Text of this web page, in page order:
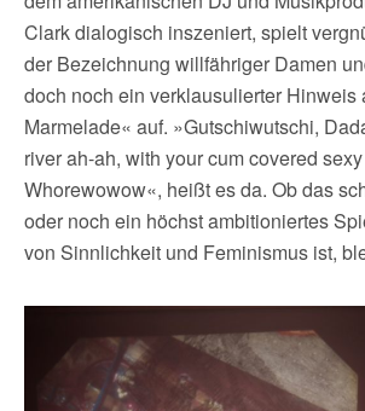
Clark dialogisch inszeniert, spielt
der Bezeichnung willfähriger Damen
doch noch ein verklausulierter Hinweis
Marmelade« auf. »Gutschiwutschi,
river ah-ah, with your cum covered
Whorewowow«, heißt es da. Ob das
oder noch ein höchst ambitioniertes
von Sinnlichkeit und Feminismus ist,